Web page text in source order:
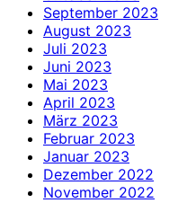
September 2023
August 2023
Juli 2023
Juni 2023
Mai 2023
April 2023
März 2023
Februar 2023
Januar 2023
Dezember 2022
November 2022